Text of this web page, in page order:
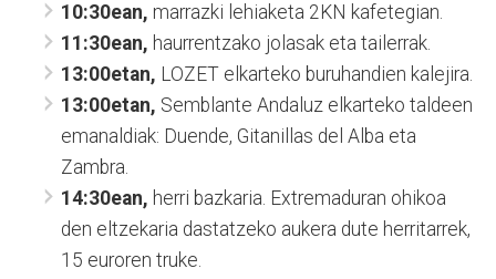
10:30ean, marrazki lehiaketa 2KN kafetegian.
11:30ean, haurrentzako jolasak eta tailerrak.
13:00etan, LOZET elkarteko buruhandien kalejira.
13:00etan, Semblante Andaluz elkarteko taldeen
emanaldiak: Duende, Gitanillas del Alba eta
Zambra.
14:30ean, herri bazkaria. Extremaduran ohikoa
den eltzekaria dastatzeko aukera dute herritarrek,
15 euroren truke.